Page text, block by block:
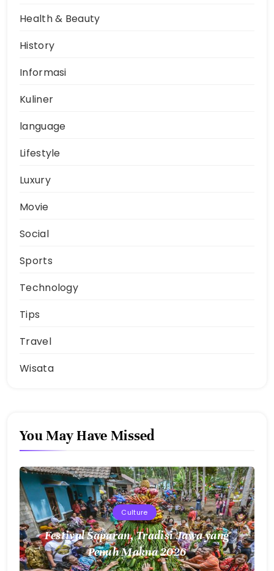
Health & Beauty
History
Informasi
Kuliner
language
Lifestyle
Luxury
Movie
Social
Sports
Technology
Tips
Travel
Wisata
You May Have Missed
Culture
Festival Saparan, Tradisi Jawa yang
Penuh Makna 2026